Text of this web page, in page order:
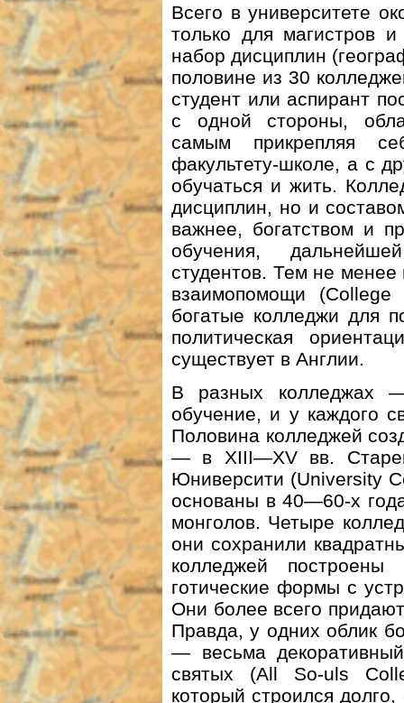
Всего в университете
только для магистров
набор дисциплин
половине из 30
студент или аспирант
с одной стороны,
самым прикрепляя
факультету-школе, а с
обучаться и жить.
дисциплин, но и
важнее, богатством и
обучения,
студентов. Тем не менее
взаимопомощи
богатые колледжи для
политическая
существует в Англии.
В разных колледжах
обучение, и у каждого
Половина колледжей
— в XIII—XV вв.
Юниверсити (University
основаны в 40—60-х
монголов. Четыре
они сохранили
колледжей
готические формы с
Они более всего
Правда, у одних облик
— весьма
святых (All So-uls
который строился